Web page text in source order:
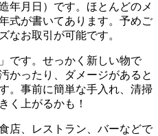
年月日）です。ほとんどのメ
式が書いてあります。予めご
なお取引が可能です。
です。せっかく新しい物で
かったり、ダメージがあると
。事前に簡単な手入れ、清掃
く上がるかも！
店、レストラン、バーなどで